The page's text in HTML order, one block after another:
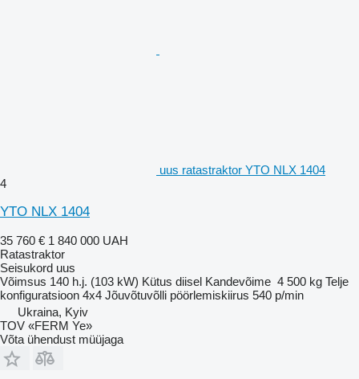
uus ratastraktor YTO NLX 1404
4
YTO NLX 1404
35 760 € 1 840 000 UAH
Ratastraktor
Seisukord uus
Võimsus 140 h.j. (103 kW) Kütus diisel Kandevõime 4 500 kg Telje
konfiguratsioon 4x4 Jõuvõtuvõlli pöörlemiskiirus 540 p/min
Ukraina, Kyiv
TOV «FERM Ye»
Võta ühendust müüjaga